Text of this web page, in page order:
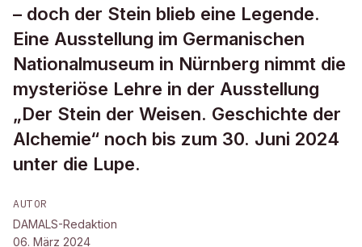
– doch der Stein blieb eine Legende.
Eine Ausstellung im Germanischen
Nationalmuseum in Nürnberg nimmt die
mysteriöse Lehre in der Ausstellung
„Der Stein der Weisen. Geschichte der
Alchemie“ noch bis zum 30. Juni 2024
unter die Lupe.
AUTOR
DAMALS-Redaktion
06. März 2024